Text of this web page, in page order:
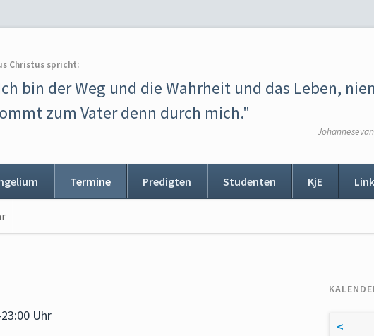
Christus spricht:
bin der Weg und die Wahrheit und das Leben,
zum Vater denn durch mich."
Termine Predigten Studenten KjE
überspringen
Uhr
<